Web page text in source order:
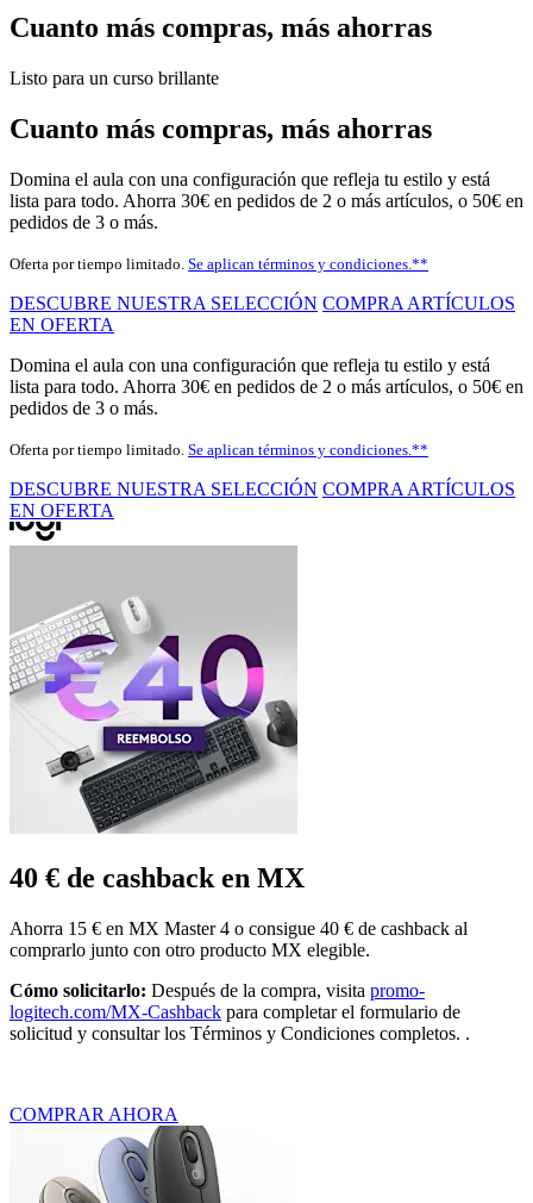
Cuanto más compras, más ahorras
Listo para un curso brillante
Cuanto más compras, más ahorras
Domina el aula con una configuración que refleja tu estilo y está
lista para todo. Ahorra 30€ en pedidos de 2 o más artículos, o 50€ en
pedidos de 3 o más.
Oferta por tiempo limitado. Se aplican términos y condiciones.**
DESCUBRE NUESTRA SELECCIÓN COMPRA ARTÍCULOS
EN OFERTA
Domina el aula con una configuración que refleja tu estilo y está
lista para todo. Ahorra 30€ en pedidos de 2 o más artículos, o 50€ en
pedidos de 3 o más.
Oferta por tiempo limitado. Se aplican términos y condiciones.**
DESCUBRE NUESTRA SELECCIÓN COMPRA ARTÍCULOS
EN OFERTA
40 € de cashback en MX
Ahorra 15 € en MX Master 4 o consigue 40 € de cashback al
comprarlo junto con otro producto MX elegible.
Cómo solicitarlo: Después de la compra, visita promo-
logitech.com/MX-Cashback para completar el formulario de
solicitud y consultar los Términos y Condiciones completos. .
COMPRAR AHORA